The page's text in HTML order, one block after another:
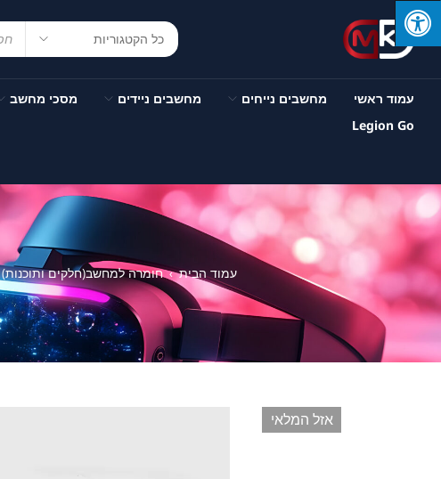
עמוד ראשי מחשבים נייחים מחשבים ניידים מסכי מחשב
Legion Go
עמוד הבית › חומרה למחשב(חלקים ותוכנות)
אזל המלאי